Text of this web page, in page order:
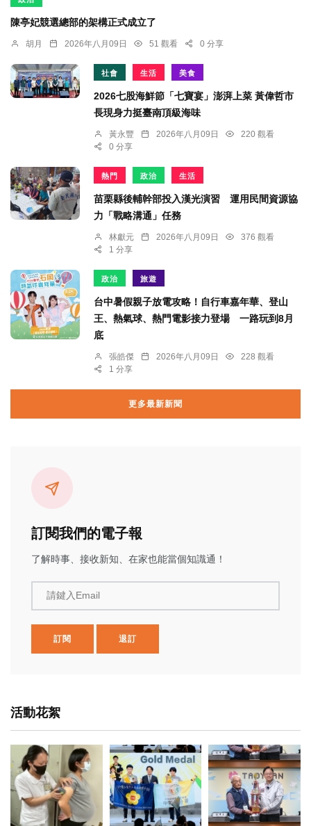
陳亭妃競選總部的架構正式成立了
胡月 2026年八月09日 51 觀看 0 分享
社會 生活 美食
2026七股海鮮節「七寶宴」澎湃上菜 黃偉哲市
長現身力挺臺南頂級海味
黃永豐 2026年八月09日
220 觀看
0 分享
熱門 政治 生活
苗栗縣後輔幹部投入漢光演習 運用民間資源協
力「戰略溝通」任務
林獻元 2026年八月09日
376 觀看
1 分享
政治 旅遊
台中暑假親子放電攻略！自行車嘉年華、登山
王、熱氣球、熱門電影接力登場 一路玩到8月
底
張皓傑 2026年八月09日
228 觀看
1 分享
更多最新新聞
訂閱我們的電子報
了解時事、接收新知、在家也能當個知識通！
請鍵入Email
訂閱 退訂
活動花絮